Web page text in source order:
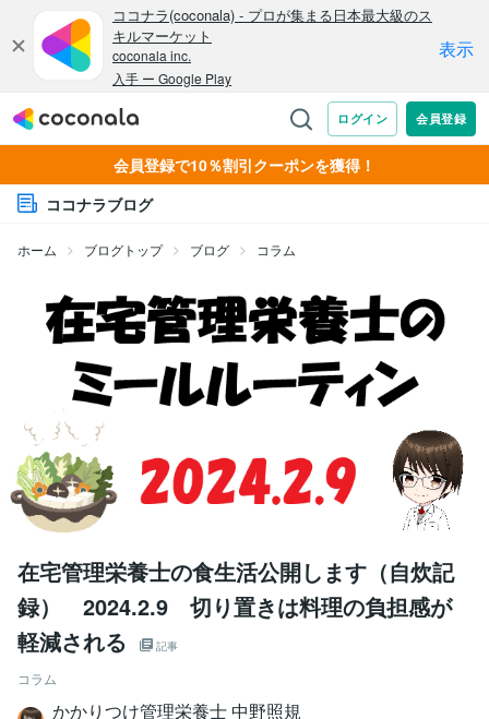
会員登録で10％割引クーポンを獲得！
ココナラブログ
ホーム ブログトップ ブログ コラム
在宅管理栄養士の食生活公開します（自炊記
録） 2024.2.9 切り置きは料理の負担感が
軽減される
記事
コラム
かかりつけ管理栄養士 中野照規